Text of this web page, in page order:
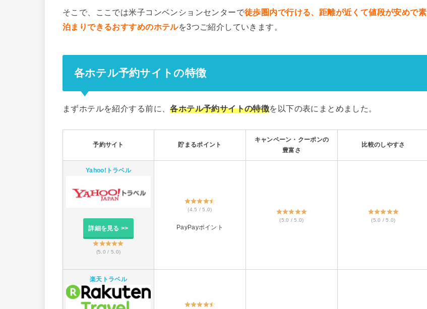
そこで、ここでは米子コンベンションセンターで徒歩圏内で行ける、距離が近くて値段が安めで素
泊まりできるおすすめのホテルを3つご紹介していきます。
各ホテル予約サイトの特徴
まずホテルを紹介する前に、各ホテル予約サイトの特徴を以下の表にまとめました。
予約サイト 貯まるポイント
キャンペーン・クーポンの
豊富さ
比較のしやすさ
Yahoo!トラベル
詳細を見る >>
(5.0 / 5.0)
(4.5 / 5.0)
PayPayポイント
(5.0 / 5.0) (5.0 / 5.0)
楽天トラベル